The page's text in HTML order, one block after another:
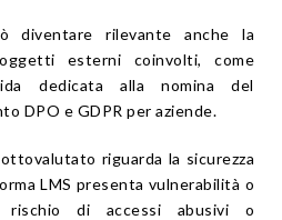
diventare rilevante anche la
esterni coinvolti, come
dedicata alla nomina del
DPO e GDPR per aziende.
riguarda la sicurezza
LMS presenta vulnerabilità o
rischio di accessi abusivi o